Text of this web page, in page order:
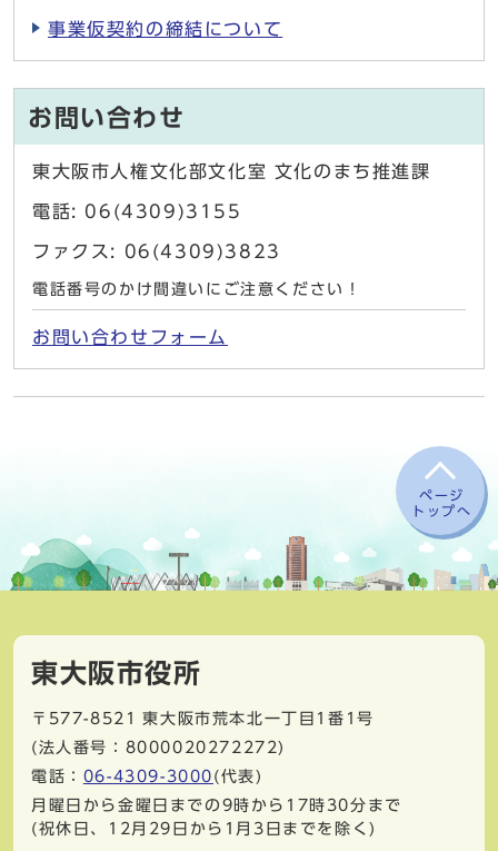
事業仮契約の締結について
お問い合わせ
東大阪市人権文化部文化室 文化のまち推進課
電話: 06(4309)3155
ファクス: 06(4309)3823
電話番号のかけ間違いにご注意ください！
お問い合わせフォーム
ページ
トップへ
東大阪市役所
〒577-8521
東大阪市荒本北一丁目1番1号
(法人番号：8000020272272)
電話： 06-4309-3000 (代表)
月曜日から金曜日までの9時から17時30分まで
(祝休日、12月29日から1月3日までを除く)